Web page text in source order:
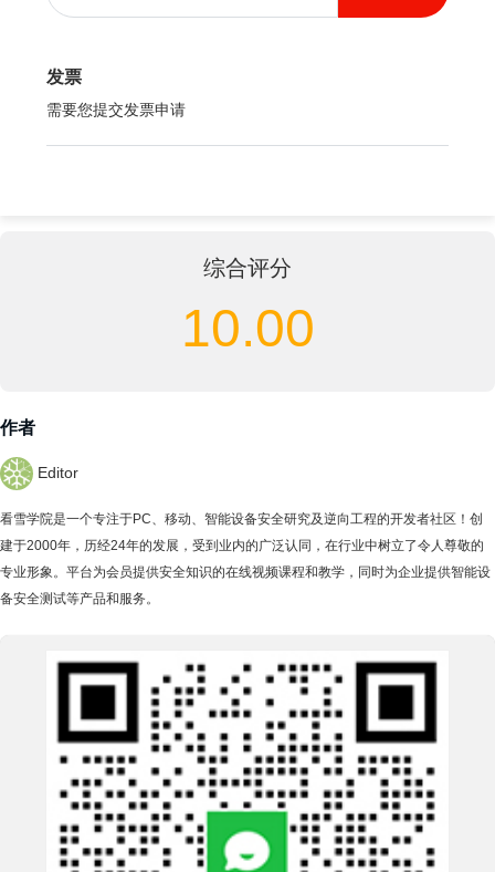
发票
需要您提交发票申请
综合评分
10.00
作者
Editor
看雪学院是一个专注于PC、移动、智能设备安全研究及逆向工程的开发者社区！创
建于2000年，历经24年的发展，受到业内的广泛认同，在行业中树立了令人尊敬的
专业形象。平台为会员提供安全知识的在线视频课程和教学，同时为企业提供智能设
备安全测试等产品和服务。